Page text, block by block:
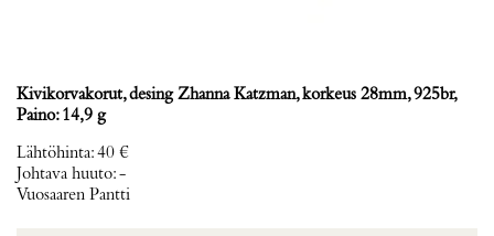
Kivikorvakorut, desing Zhanna Katzman, korkeus 28mm, 925br,
Paino: 14,9 g
Lähtöhinta:40 €
Johtava huuto:-
Vuosaaren Pantti